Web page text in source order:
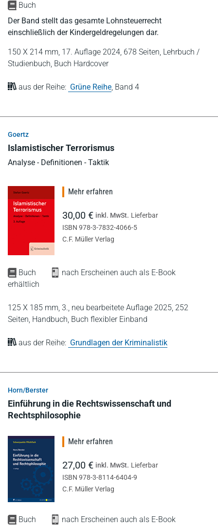
Buch
Der Band stellt das gesamte Lohnsteuerrecht
einschließlich der Kindergeldregelungen dar.
150 X 214 mm, 17. Auflage 2024, 678 Seiten, Lehrbuch /
Studienbuch, Buch Hardcover
aus der Reihe: Grüne Reihe, Band 4
Goertz
Islamistischer Terrorismus
Analyse - Definitionen - Taktik
Buch
nach Erscheinen auch als E-Book
erhältlich
125 X 185 mm, 3., neu bearbeitete Auflage 2025, 252
Seiten, Handbuch, Buch flexibler Einband
aus der Reihe: Grundlagen der Kriminalistik
Mehr erfahren
30,00 € inkl. MwSt. Lieferbar
ISBN 978-3-7832-4066-5
C.F. Müller Verlag
Horn/Berster
Einführung in die Rechtswissenschaft und
Rechtsphilosophie
Buch nach Erscheinen auch als E-Book
Mehr erfahren
27,00 € inkl. MwSt. Lieferbar
ISBN 978-3-8114-6404-9
C.F. Müller Verlag